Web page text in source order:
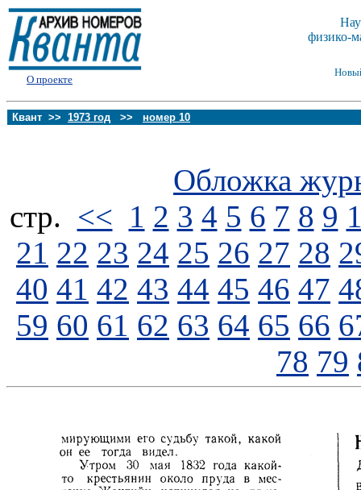
О проекте
физико-
Квант >> 1973 год >> номер 10
Обложка
стp. << 1 2 3 4 5 6 7 8 9
21 22 23 24 25 26 27 28
40 41 42 43 44 45 46 47
59 60 61 62 63 64 65 66
78 79